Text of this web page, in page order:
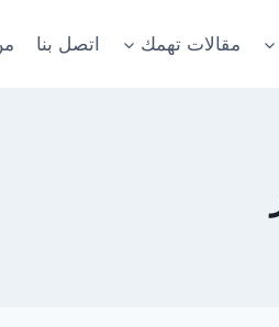
مقالات تهمك اتصل بنا